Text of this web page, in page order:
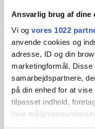
Ansvarlig brug af dine
Vi og vores 1022
anvende cookies og
adresse, ID og din
marketingformål.
samarbejdspartnere,
på din enhed for at
tilpasset indhold,
lave
mere information under
og reaktionsevne. Du
du udfører slagene
perfekt til teknik-,
Puden er fyldt med
hårde genstande som
for maksimal sikkerhed.
og beskytter hænder,
✔ Markeringer med tal –
✔ Fyldt med rent tekstil
hygiejne
✔ Ekstra forstærkede